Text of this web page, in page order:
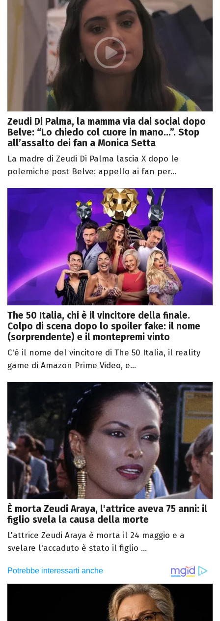
Zeudi Di Palma, la mamma via dai social dopo
Belve: “Lo chiedo col cuore in mano...”. Stop
all’assalto dei fan a Monica Setta
La madre di Zeudi Di Palma lascia X dopo le
polemiche post Belve: appello ai fan per...
The 50 Italia, chi è il vincitore della finale.
Colpo di scena dopo lo spoiler fake: il nome
(sorprendente) e il montepremi vinto
C'è il nome del vincitore di The 50 Italia, il reality
game di Amazon Prime Video, e...
È morta Zeudi Araya, l'attrice aveva 75 anni: il
figlio svela la causa della morte
L'attrice Zeudi Araya è morta il 24 maggio e a
svelare l'accaduto è stato il figlio ...